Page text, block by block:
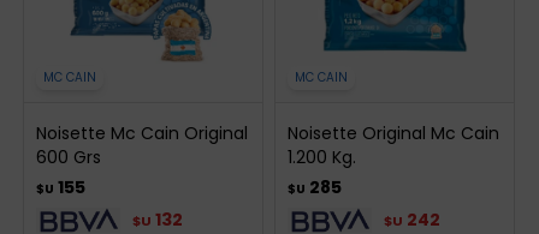
MC CAIN
Noisette Mc Cain Original
600 Grs
$U 155
$U 132
MC CAIN
Noisette Original Mc Cain
1.200 Kg.
$U 285
$U 242